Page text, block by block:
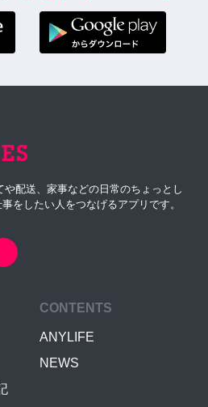
配送、家事などの日常のちょっとし
をしたい人をつなげるアプリです。
CONTENTS
ANYLIFE
NEWS